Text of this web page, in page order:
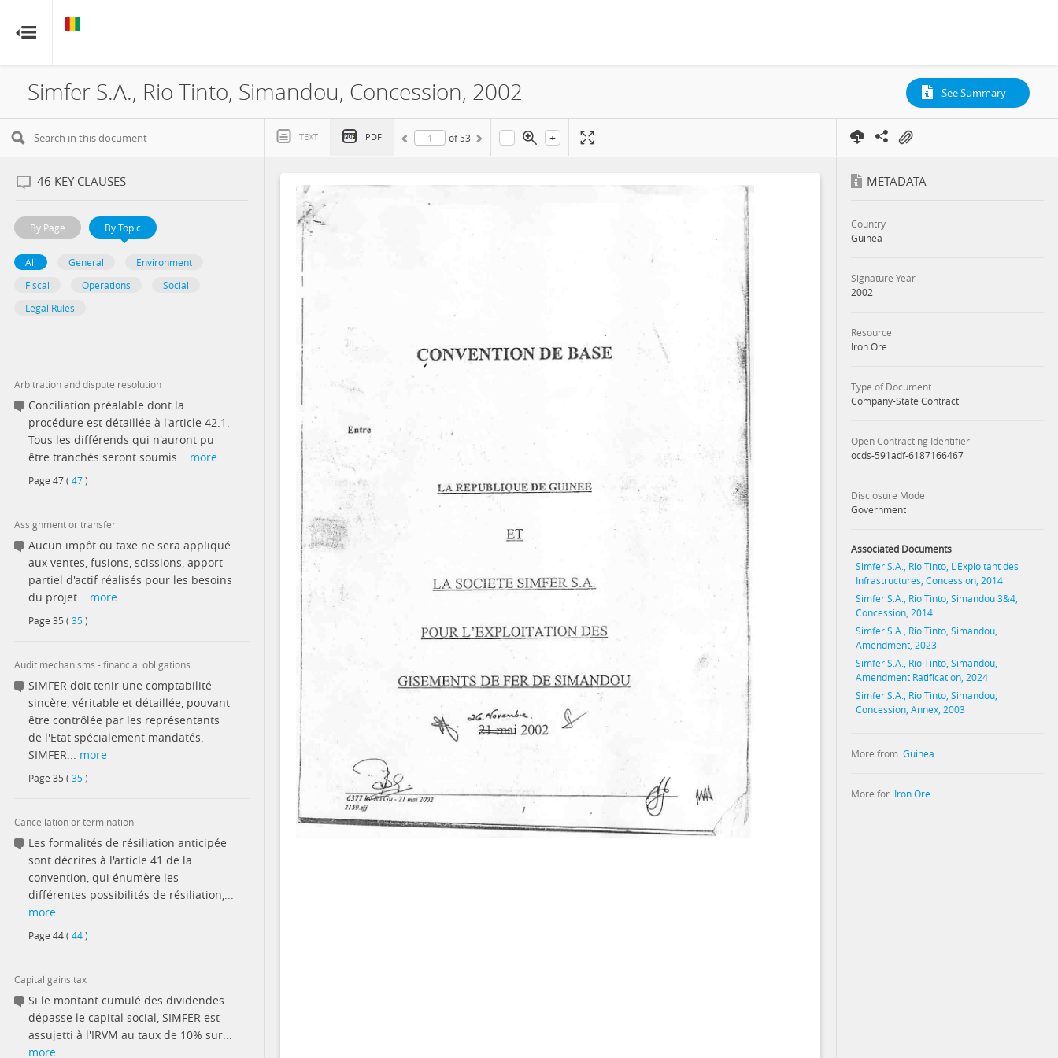
GUINEA
RESOURCE CONTRACTS
Home
FAQs
Guides
Glossary
Contact
Simfer S.A., Rio Tinto, Simandou, Concession, 2002 See Summary
TEXT PDF of 53 - +
46 KEY CLAUSES
By Page By Topic
All General
Environment
Fiscal
Operations
Social
Legal Rules
Arbitration and dispute resolution
Conciliation préalable dont la
procédure est détaillée à l'article 42.1.
Tous les différends qui n'auront pu
être tranchés seront soumis... more
Page 47( 47)
Assignment or transfer
Aucun impôt ou taxe ne sera appliqué
aux ventes, fusions, scissions, apport
partiel d'actif réalisés pour les besoins
du projet... more
Page 35 ( 35)
Audit mechanisms - financial obligations
SIMFER doit tenir une comptabilité
sincère, véritable et détaillée, pouvant
être contrôlée par les représentants
de l'Etat spécialement mandatés.
SIMFER... more
Page 35 ( 35)
Cancellation or termination
Les formalités de résiliation anticipée
sont décrites à l'article 41 de la
convention, qui énumère les
différentes possibilités de résiliation,...
more
Page 44( 44)
Capital gains tax
Si le montant cumulé des dividendes
dépasse le capital social, SIMFER est
assujetti à l'IRVM au taux de 10% sur...
more
METADATA
Country
Guinea
Signature Year
2002
Resource
Iron Ore
Type of Document
Company-State Contract
Open Contracting Identifier
ocds-591adf-6187166467
Disclosure Mode
Government
Associated Documents
Simfer S.A., Rio Tinto, L'Exploitant des
Infrastructures, Concession, 2014
Simfer S.A., Rio Tinto, Simandou 3&4,
Concession, 2014
Simfer S.A., Rio Tinto, Simandou,
Amendment, 2023
Simfer S.A., Rio Tinto, Simandou,
Amendment Ratification, 2024
Simfer S.A., Rio Tinto, Simandou,
Concession, Annex, 2003
More from Guinea
More for Iron Ore